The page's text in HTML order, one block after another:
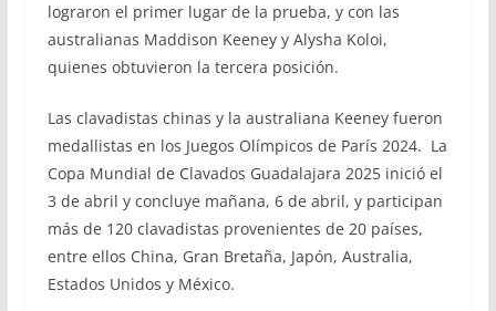
lograron el primer lugar de la prueba, y con las
australianas Maddison Keeney y Alysha Koloi,
quienes obtuvieron la tercera posición.
Las clavadistas chinas y la australiana Keeney fueron
medallistas en los Juegos Olímpicos de París 2024. La
Copa Mundial de Clavados Guadalajara 2025 inició el
3 de abril y concluye mañana, 6 de abril, y participan
más de 120 clavadistas provenientes de 20 países,
entre ellos China, Gran Bretaña, Japón, Australia,
Estados Unidos y México.